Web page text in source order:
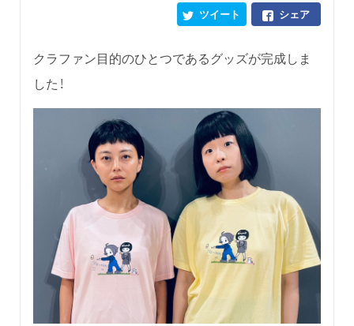
シェア
ツイート
クラファン目的のひとつであるグッズが完成しま
した！